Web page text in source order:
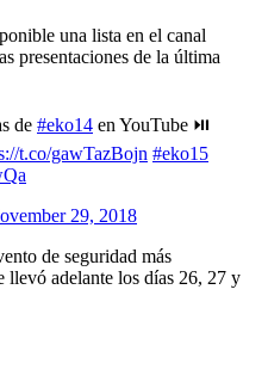
una lista en el canal
presentaciones de la última
de #eko14 en YouTube ⏯
t.co/gawTazBojn #eko15
29, 2018
de seguridad más
llevó adelante los días 26, 27 y